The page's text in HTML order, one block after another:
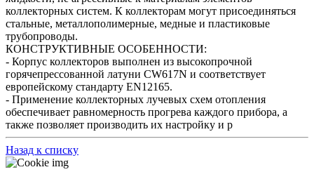
коллекторных систем. К коллекторам могут присоединяться
стальные, металлополимерные, медные и пластиковые
трубопроводы.
КОНСТРУКТИВНЫЕ ОСОБЕННОСТИ:
- Корпус коллекторов выполнен из высокопрочной
горячепрессованной латуни CW617N и соответствует
европейскому стандарту EN12165.
- Применение коллекторных лучевых схем отопления
обеспечивает равномерность прогрева каждого прибора, а
также позволяет производить их настройку и р
Назад к списку